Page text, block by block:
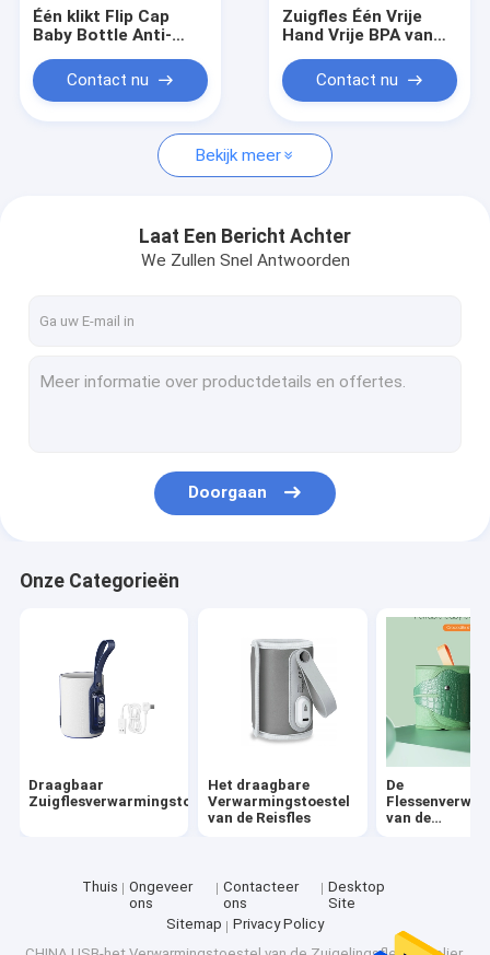
Producten
contacteer ons
Gevallen
Het draagbare Verwarmingstoestel van de Reisfles
Flip Cap Baby Bottle
Één klikt Flip Cap
Baby Bottle Anti-
Ml het Voeden Fles
Contact nu
Zuigfles Één Vrije
Hand Vrije BPA van
Flip CapContact nu
Bekijk meer
Laat Een Bericht Achter
We Zullen Snel Antwoorden
Doorgaan
Onze Categorieën
Draagbaar
Zuigflesverwarmingstoestel
Het draagbare
Verwarmingstoestel
van de Reisfles
De
van de
Thuis
Ongeveer
ons
Contacteer
ons
Desktop
Site
Sitemap
Privacy Policy